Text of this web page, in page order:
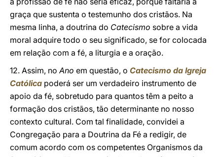
graça que sustenta o testemunho dos cristãos. Na
mesma linha, a doutrina do Catecismo sobre a vida
moral adquire todo o seu significado, se for colocada
em relação com a fé, a liturgia e a oração.
12. Assim, noAno em questão, o Catecismo da Igreja
Católica poderá ser um verdadeiro instrumento de
apoio da fé, sobretudo para quantos têm a peito a
formação dos cristãos, tão determinante no nosso
contexto cultural. Com tal finalidade, convidei a
Congregação para a Doutrina da Fé a redigir, de
comum acordo com os competentes Organismos da